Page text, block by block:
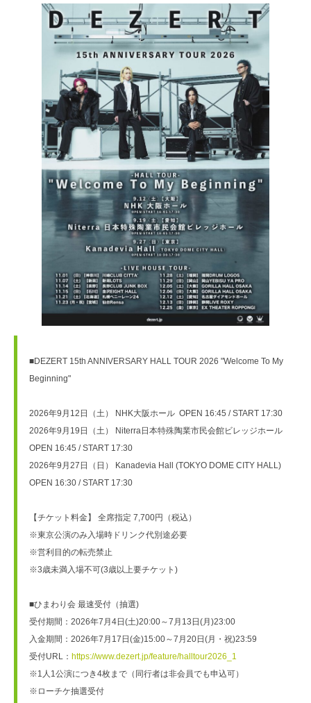
■DEZERT 15th ANNIVERSARY HALL TOUR 2026 "Welcome To My
Beginning"
2026年9月12日（土） NHK大阪ホール  OPEN 16:45 / START 17:30
2026年9月19日（土） Niterra日本特殊陶業市民会館ビレッジホール
OPEN 16:45 / START 17:30
2026年9月27日（日） Kanadevia Hall (TOKYO DOME CITY HALL)
OPEN 16:30 / START 17:30
【チケット料金】 全席指定 7,700円（税込）
※東京公演のみ入場時ドリンク代別途必要
※営利目的の転売禁止
※3歳未満入場不可(3歳以上要チケット)
■ひまわり会 最速受付（抽選)
受付期間：2026年7月4日(土)20:00～7月13日(月)23:00
入金期間：2026年7月17日(金)15:00～7月20日(月・祝)23:59
受付URL： https://www.dezert.jp/feature/halltour2026_1
※1人1公演につき4枚まで（同行者は非会員でも申込可）
※ローチケ抽選受付